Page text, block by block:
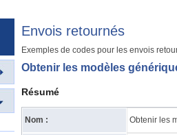
Envois retournés
Exemples de codes pour les envois
Obtenir les modèles
Résumé
Nom : Obtenir les